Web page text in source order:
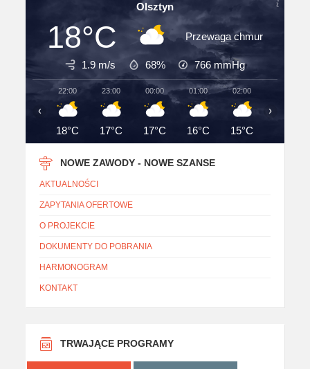
Olsztyn
18°C Przewaga chmur
1.9 m/s 68% 766 mmHg
22:00
18°C
23:00
17°C
00:00
17°C
01:00
16°C
02:00
15°C
‹ ›
NOWE ZAWODY - NOWE SZANSE
AKTUALNOŚCI
ZAPYTANIA OFERTOWE
O PROJEKCIE
DOKUMENTY DO POBRANIA
HARMONOGRAM
KONTAKT
TRWAJĄCE PROGRAMY